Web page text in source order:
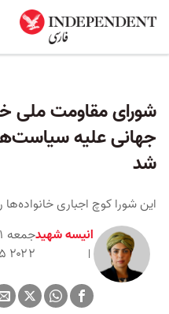
شورای مقاومت ملی
جهانی علیه
شد
این شورا کوچ اجباری
انیسه شهید
۲۰۲۲ ۱۳:۴۵